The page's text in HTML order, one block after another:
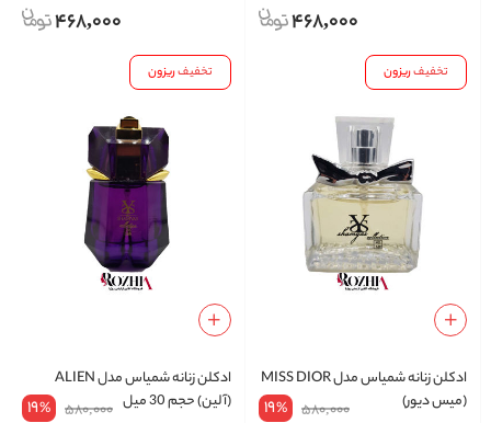
468,000
468,000
تخفیفریزون
ادکلن زنانه شمیاس مدل MISS DIOR
(میس دیور)
580,000
19%
تخفیفریزون
ادکلن زنانه شمیاس مدل ALIEN
(آلین) حجم 30 میل
580,000
19%